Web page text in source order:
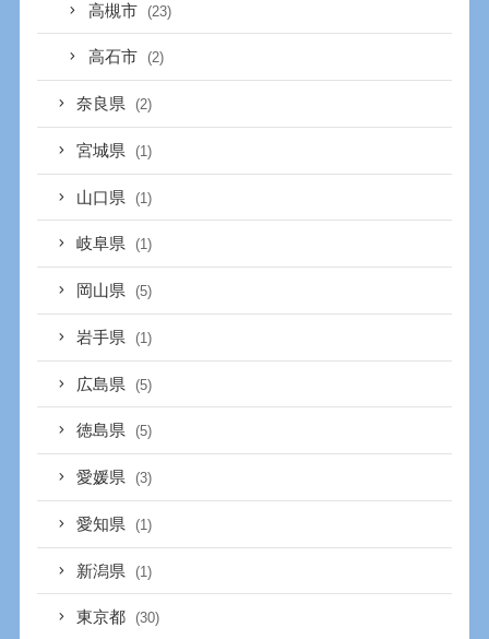
高槻市 (23)
高石市 (2)
奈良県 (2)
宮城県 (1)
山口県 (1)
岐阜県 (1)
岡山県 (5)
岩手県 (1)
広島県 (5)
徳島県 (5)
愛媛県 (3)
愛知県 (1)
新潟県 (1)
東京都 (30)